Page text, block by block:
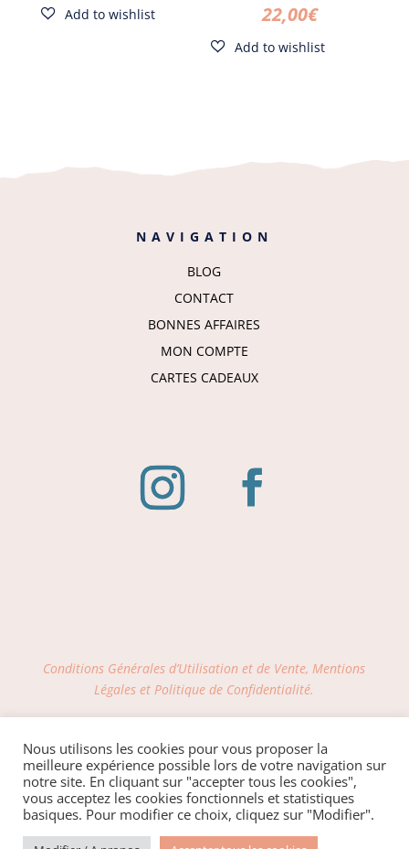
prix :
22,00€
NAVIGATION
BLOG
CONTACT
BONNES AFFAIRES
MON COMPTE
CARTES CADEAUX
Conditions Générales d’Utilisation et de Vente, Mentions
Légales et Politique de Confidentialité.
100€ d'achat sur le site
Site internet réalisé avec Amour par OhMyConcept.fr
Nous utilisons les cookies pour vous proposer la
meilleure expérience possible lors de votre navigation sur
notre site. En cliquant sur "accepter tous les cookies",
vous acceptez les cookies fonctionnels et statistiques
basiques. Pour modifier ce choix, cliquez sur "Modifier".